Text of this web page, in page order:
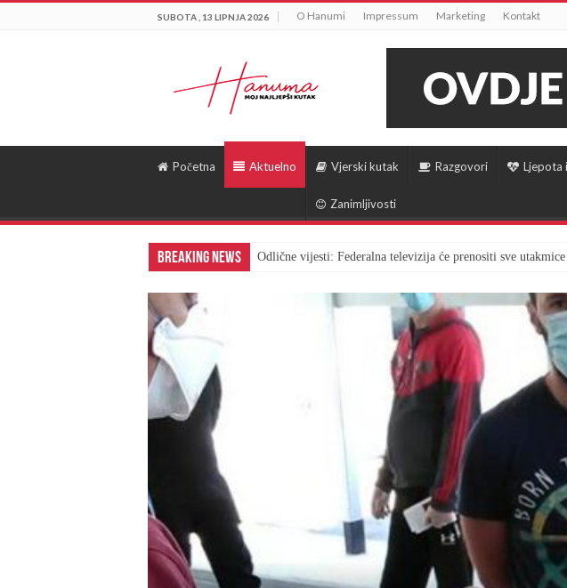
SUBOTA , 13 LIPNJA 2026 O Hanumi Impressum Marketing Kontakt
Početna Aktuelno Vjerski kutak Razgovori Ljepota
Zanimljivosti
Breaking News Odlične vijesti: Federalna televizija će prenositi sve